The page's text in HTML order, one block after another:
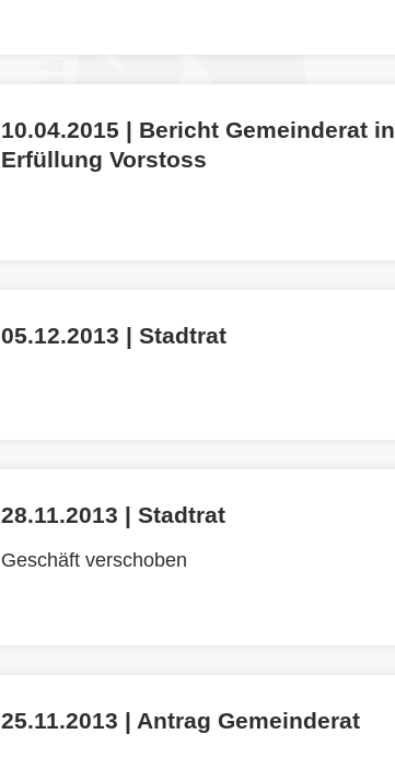
10.04.2015 | Bericht Gemeinderat in
Erfüllung Vorstoss
05.12.2013 | Stadtrat
28.11.2013 | Stadtrat
Geschäft verschoben
25.11.2013 | Antrag Gemeinderat